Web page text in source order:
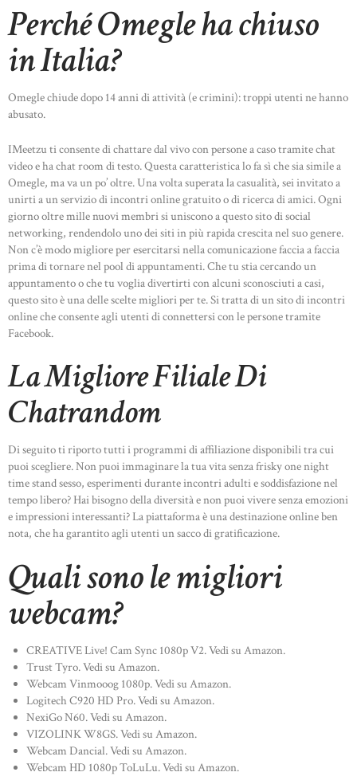
Perché Omegle ha chiuso
in Italia?
Omegle chiude dopo 14 anni di attività (e crimini): troppi utenti ne hanno
abusato.
IMeetzu ti consente di chattare dal vivo con persone a caso tramite chat
video e ha chat room di testo. Questa caratteristica lo fa sì che sia simile a
Omegle, ma va un po’ oltre. Una volta superata la casualità, sei invitato a
unirti a un servizio di incontri online gratuito o di ricerca di amici. Ogni
giorno oltre mille nuovi membri si uniscono a questo sito di social
networking, rendendolo uno dei siti in più rapida crescita nel suo genere.
Non c’è modo migliore per esercitarsi nella comunicazione faccia a faccia
prima di tornare nel pool di appuntamenti. Che tu stia cercando un
appuntamento o che tu voglia divertirti con alcuni sconosciuti a casi,
questo sito è una delle scelte migliori per te. Si tratta di un sito di incontri
online che consente agli utenti di connettersi con le persone tramite
Facebook.
La Migliore Filiale Di
Chatrandom
Di seguito ti riporto tutti i programmi di affiliazione disponibili tra cui
puoi scegliere. Non puoi immaginare la tua vita senza frisky one night
time stand sesso, esperimenti durante incontri adulti e soddisfazione nel
tempo libero? Hai bisogno della diversità e non puoi vivere senza emozioni
e impressioni interessanti? La piattaforma è una destinazione online ben
nota, che ha garantito agli utenti un sacco di gratificazione.
Quali sono le migliori
webcam?
CREATIVE Live! Cam Sync 1080p V2. Vedi su Amazon.
Trust Tyro. Vedi su Amazon.
Webcam Vinmooog 1080p. Vedi su Amazon.
Logitech C920 HD Pro. Vedi su Amazon.
NexiGo N60. Vedi su Amazon.
VIZOLINK W8GS. Vedi su Amazon.
Webcam Dancial. Vedi su Amazon.
Webcam HD 1080p ToLuLu. Vedi su Amazon.